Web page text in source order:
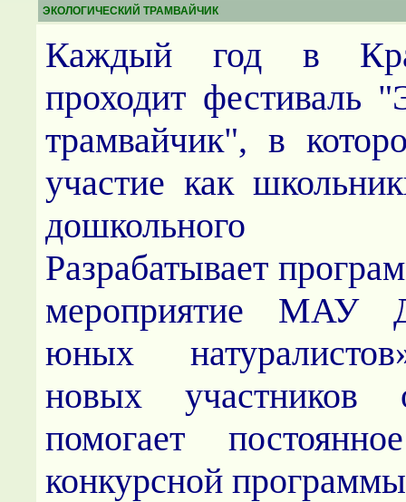
ЭКОЛОГИЧЕСКИЙ ТРАМВАЙЧИК
Каждый год в
проходит фестиваль
трамвайчик", в
участие как
дошкольного
Разрабатывает
мероприятие МАУ
юных
новых участников
помогает
конкурсной